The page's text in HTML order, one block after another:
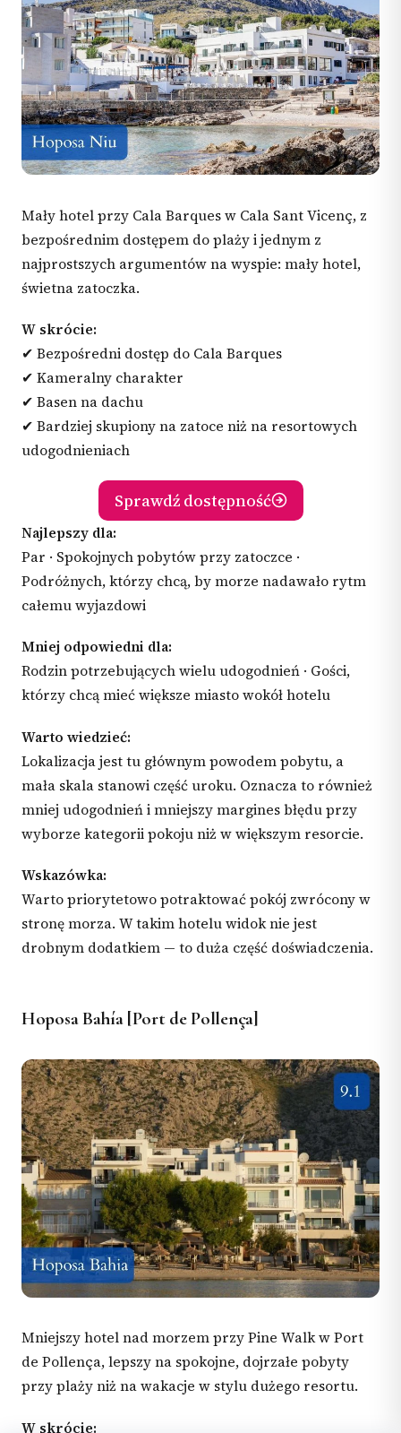
Mały hotel przy Cala Barques w Cala Sant Vicenç, z
bezpośrednim dostępem do plaży i jednym z
najprostszych argumentów na wyspie: mały hotel,
świetna zatoczka.
W skrócie:
✔ Bezpośredni dostęp do Cala Barques
✔ Kameralny charakter
✔ Basen na dachu
✔ Bardziej skupiony na zatoce niż na resortowych
udogodnieniach
Sprawdź dostępność
Najlepszy dla:
Par · Spokojnych pobytów przy zatoczce ·
Podróżnych, którzy chcą, by morze nadawało rytm
całemu wyjazdowi
Mniej odpowiedni dla:
Rodzin potrzebujących wielu udogodnień · Gości,
którzy chcą mieć większe miasto wokół hotelu
Warto wiedzieć:
Lokalizacja jest tu głównym powodem pobytu, a
mała skala stanowi część uroku. Oznacza to również
mniej udogodnień i mniejszy margines błędu przy
wyborze kategorii pokoju niż w większym resorcie.
Wskazówka:
Warto priorytetowo potraktować pokój zwrócony w
stronę morza. W takim hotelu widok nie jest
drobnym dodatkiem — to duża część doświadczenia.
Hoposa Bahía [Port de Pollença]
Mniejszy hotel nad morzem przy Pine Walk w Port
de Pollença, lepszy na spokojne, dojrzałe pobyty
przy plaży niż na wakacje w stylu dużego resortu.
W skrócie: